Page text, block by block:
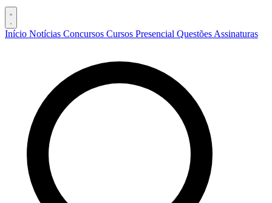
Início Notícias Concursos Cursos Presencial Questões Assinaturas